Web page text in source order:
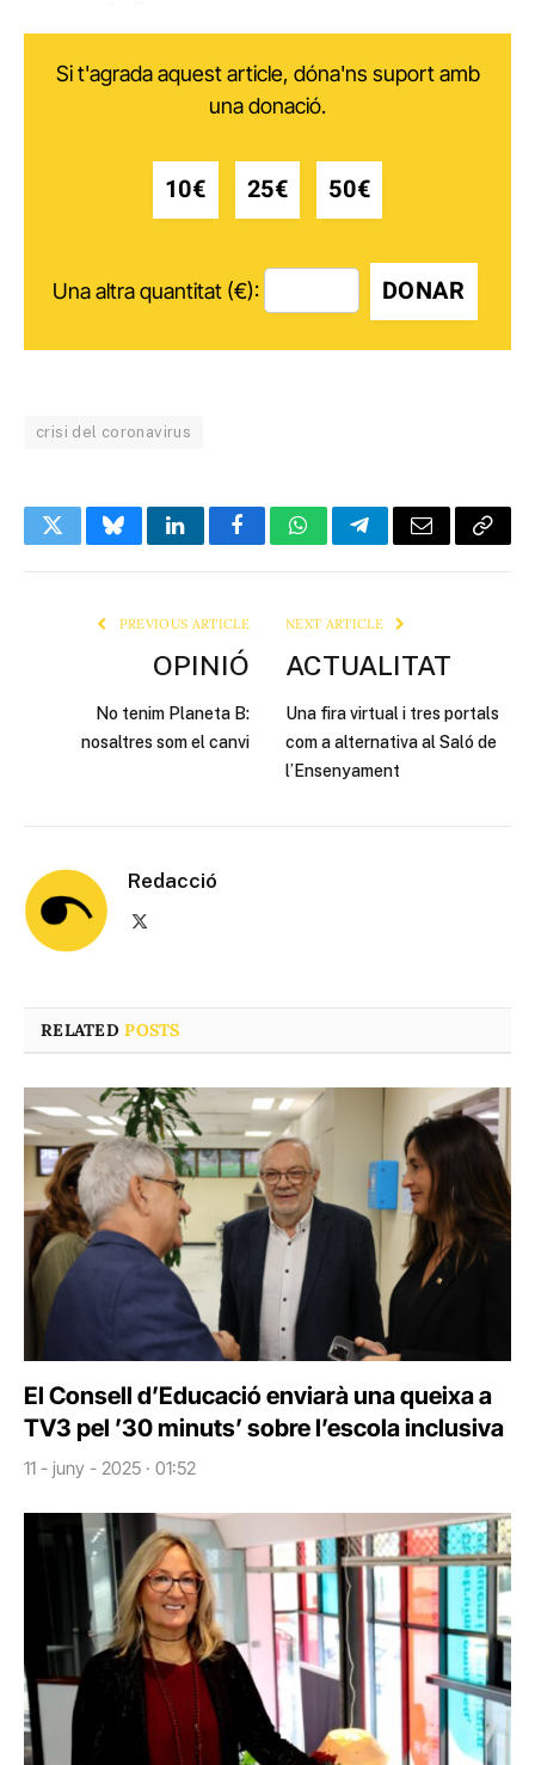
Si t'agrada aquest article, dóna'ns suport amb
una donació.
10€ 25€ 50€
Una altra quantitat (€): DONAR
crisi del coronavirus
TwitterBlueskyLinkedInFacebookWhatsAppTelegramEmail Copy
PREVIOUS ARTICLE
OPINIÓ
No tenim Planeta B:
nosaltres som el canvi
NEXT ARTICLE
ACTUALITAT
Una fira virtual i tres portals
com a alternativa al Saló de
l’Ensenyament
Redacció
RELATEDPOSTS
El Consell d’Educació enviarà una queixa a
TV3 pel ’30 minuts’ sobre l’escola inclusiva
11 - juny - 2025 · 01:52